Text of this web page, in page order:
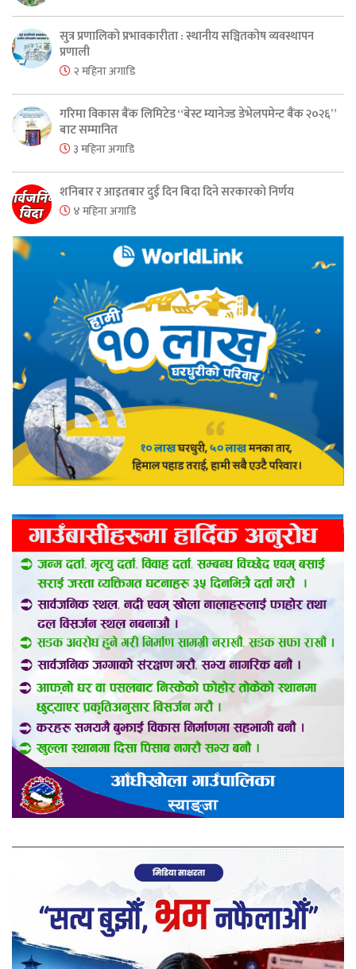
सुत्र प्रणालिको प्रभावकारीता : स्थानीय सञ्चितकोष व्यवस्थापन
प्रणाली
२ महिना अगाडि
गरिमा विकास बैंक लिमिटेड “बेस्ट म्यानेज्ड डेभेलपमेन्ट बैंक २०२६”
बाट सम्मानित
३ महिना अगाडि
शनिबार र आइतबार दुई दिन बिदा दिने सरकारको निर्णय
४ महिना अगाडि